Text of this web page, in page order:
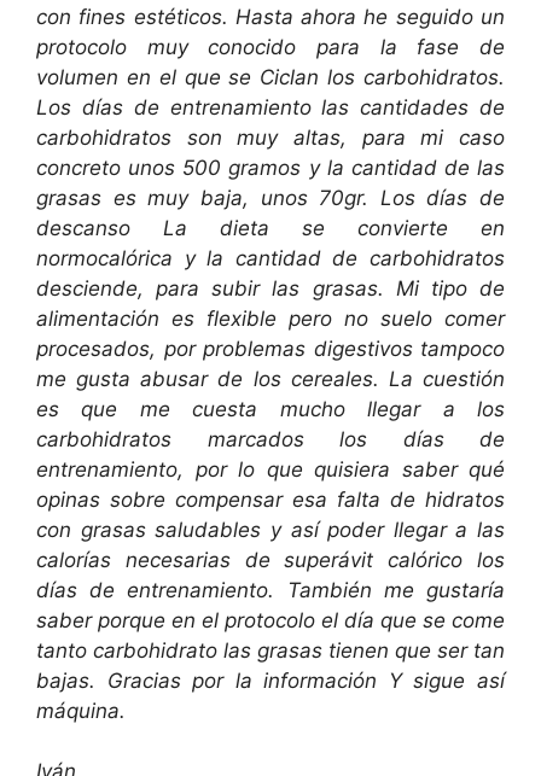
con fines estéticos. Hasta ahora he seguido un
protocolo muy conocido para la fase de
volumen en el que se Ciclan los carbohidratos.
Los días de entrenamiento las cantidades de
carbohidratos son muy altas, para mi caso
concreto unos 500 gramos y la cantidad de las
grasas es muy baja, unos 70gr. Los días de
descanso La dieta se convierte en
normocalórica y la cantidad de carbohidratos
desciende, para subir las grasas. Mi tipo de
alimentación es flexible pero no suelo comer
procesados, por problemas digestivos tampoco
me gusta abusar de los cereales. La cuestión
es que me cuesta mucho llegar a los
carbohidratos marcados los días de
entrenamiento, por lo que quisiera saber qué
opinas sobre compensar esa falta de hidratos
con grasas saludables y así poder llegar a las
calorías necesarias de superávit calórico los
días de entrenamiento. También me gustaría
saber porque en el protocolo el día que se come
tanto carbohidrato las grasas tienen que ser tan
bajas. Gracias por la información Y sigue así
máquina.
Iván